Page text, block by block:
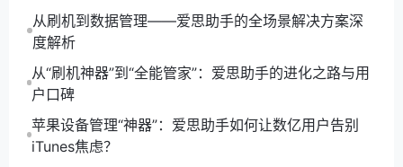
从刷机到数据管理——爱思助手的全场景解决方案深
度解析
从“刷机神器”到“全能管家”：爱思助手的进化之路与用
户口碑
苹果设备管理“神器”：爱思助手如何让数亿用户告别
iTunes焦虑？